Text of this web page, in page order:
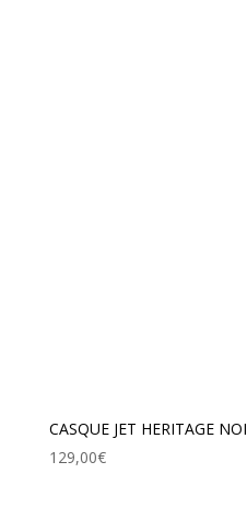
CASQUE JET HERITAGE
129,00€